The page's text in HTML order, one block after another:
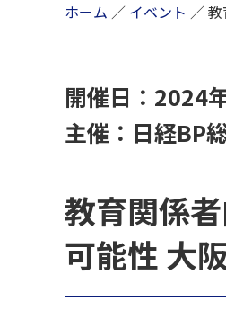
ホーム ／ イベント ／
開催日：2024
主催：日経BP
教育関係
可能性 大